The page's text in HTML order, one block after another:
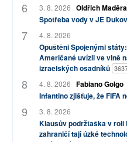
3. 8. 2026 Oldřich Maděra
Spotřeba vody v JE
4. 8. 2026
Opuštěni Spojenými
Američané uvízli ve vlně
izraelských osadníků
4. 8. 2026 Fabiano Golgo
Infantino zjišťuje, že FIFA
3. 8. 2026
Klausův podržtaška v roli
zahraničí tají úzké